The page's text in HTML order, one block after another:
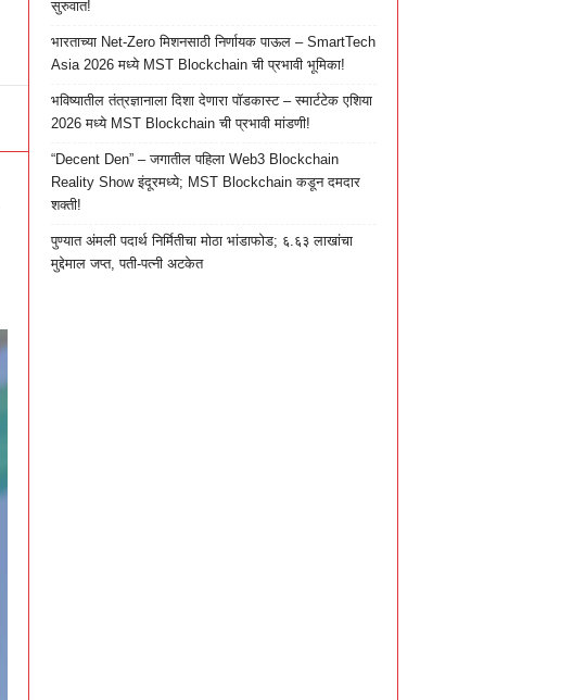
सुरुवात!
भारताच्या Net-Zero मिशनसाठी निर्णायक पाऊल – SmartTech
Asia 2026 मध्ये MST Blockchain ची प्रभावी भूमिका!
भविष्यातील तंत्रज्ञानाला दिशा देणारा पॉडकास्ट – स्मार्टटेक एशिया
2026 मध्ये MST Blockchain ची प्रभावी मांडणी!
“Decent Den” – जगातील पहिला Web3 Blockchain
Reality Show इंदूरमध्ये; MST Blockchain कडून दमदार
शक्ती!
पुण्यात अंमली पदार्थ निर्मितीचा मोठा भांडाफोड; ६.६३ लाखांचा
मुद्देमाल जप्त, पती-पत्नी अटकेत